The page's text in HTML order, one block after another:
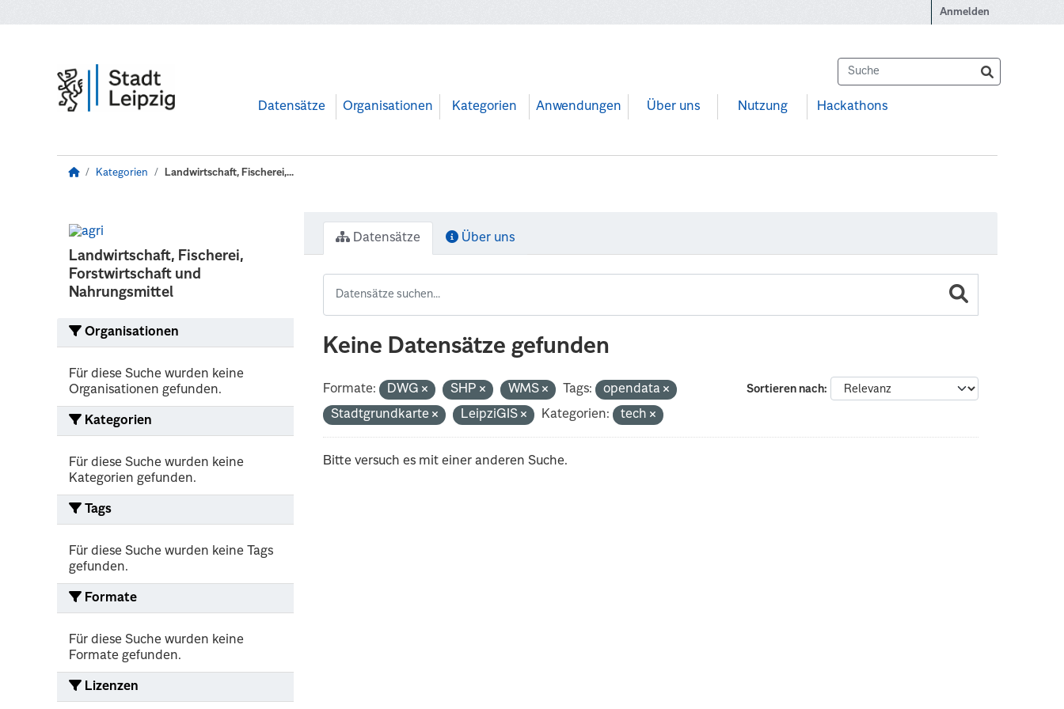
Anmelden
Datensätze Organisationen Kategorien Anwendungen Über uns Nutzung Hackathons
Kategorien Landwirtschaft, Fischerei,...
Landwirtschaft, Fischerei,
Forstwirtschaft und
Nahrungsmittel
Organisationen
Für diese Suche wurden keine
Organisationen gefunden.
Kategorien
Für diese Suche wurden keine
Kategorien gefunden.
Tags
Für diese Suche wurden keine Tags
gefunden.
Formate
Für diese Suche wurden keine
Formate gefunden.
Lizenzen
Datensätze Über uns
Keine Datensätze gefunden
Sortieren nach
Formate: DWG SHP WMS Tags:
opendata
Stadtgrundkarte
LeipziGIS Kategorien: tech
Bitte versuch es mit einer anderen Suche.